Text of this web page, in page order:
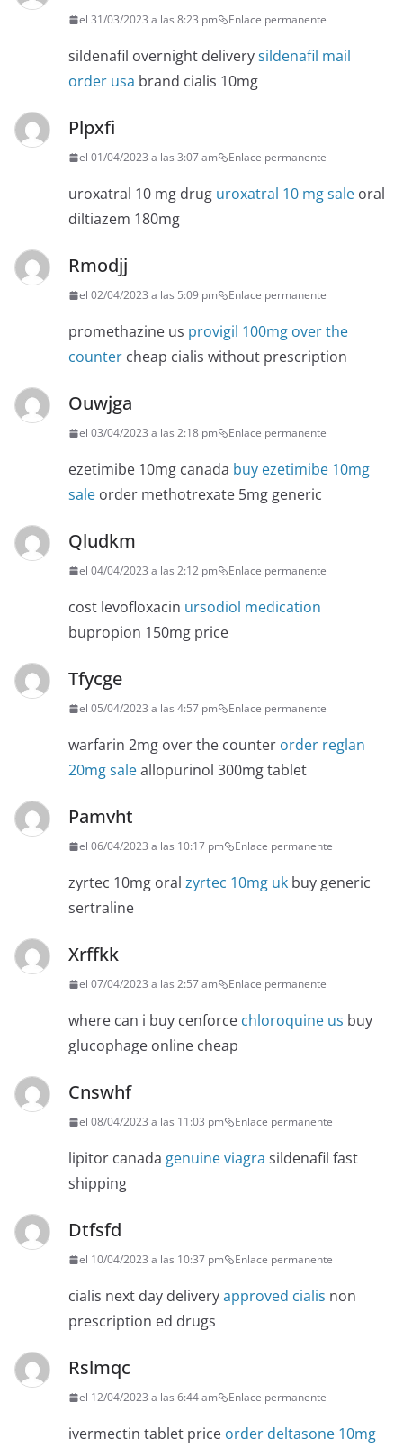
el 31/03/2023 a las 8:23 pm Enlace permanente
sildenafil overnight deliverysildenafil mail
order usa brand cialis 10mg
Plpxfi
el 01/04/2023 a las 3:07 am Enlace permanente
uroxatral 10 mg drug uroxatral 10 mg sale oral
diltiazem 180mg
Rmodjj
el 02/04/2023 a las 5:09 pm Enlace permanente
promethazine us provigil 100mg over the
counter cheap cialis without prescription
Ouwjga
el 03/04/2023 a las 2:18 pm Enlace permanente
ezetimibe 10mg canada buy ezetimibe 10mg
sale order methotrexate 5mg generic
Qludkm
el 04/04/2023 a las 2:12 pm Enlace permanente
cost levofloxacin ursodiol medication
bupropion 150mg price
Tfycge
el 05/04/2023 a las 4:57 pm Enlace permanente
warfarin 2mg over the counter order reglan
20mg saleallopurinol 300mg tablet
Pamvht
el 06/04/2023 a las 10:17 pm Enlace permanente
zyrtec 10mg oral zyrtec 10mg uk buy generic
sertraline
Xrffkk
el 07/04/2023 a las 2:57 am Enlace permanente
where can i buy cenforce chloroquine us buy
glucophage online cheap
Cnswhf
el 08/04/2023 a las 11:03 pm Enlace permanente
lipitor canada genuine viagra sildenafil fast
shipping
Dtfsfd
el 10/04/2023 a las 10:37 pm Enlace permanente
cialis next day deliveryapproved cialis non
prescription ed drugs
Rslmqc
el 12/04/2023 a las 6:44 am Enlace permanente
ivermectin tablet price order deltasone 10mg